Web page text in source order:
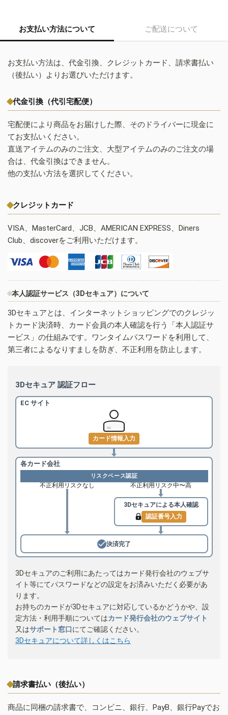
お支払い方法について ご配送について
お支払い方法は、代金引換、クレジットカード、請求書払い
（後払い）よりお選びいただけます。
代金引換（代引宅配便）
宅配便により商品をお届けした際、そのドライバーに現金に
てお支払いください。
直送アイテムのみのご注文、大型アイテムのみのご注文の場
合は、代金引換はできません。
他の支払い方法を選択してください。
クレジットカード
VISA、MasterCard、JCB、AMERICAN EXPRESS、Diners
Club、discoverをご利用いただけます。
本人認証サービス（3Dセキュア）について
3Dセキュアとは、インターネットショッピングでのクレジッ
トカード決済時、カード会員の本人確認を行う「本人認証サ
ービス」の仕組みです。ワンタイムパスワードを利用して、
第三者によるなりすましを防ぎ、不正利用を防止します。
3Dセキュア 認証フロー
EC サイト
カード情報入力
各カード会社
リスクベース認証
不正利用リスクなし 不正利用リスク中〜高
3Dセキュアによる本人確認
認証番号入力
決済完了
3Dセキュアのご利用にあたってはカード発行会社のウェブサ
イト等にてパスワードなどの設定をお済みいただく必要があ
ります。
お持ちのカードが3Dセキュアに対応しているかどうかや、設
定方法・利用手順についてはカード発行会社のウェブサイト
又はサポート窓口にてご確認ください。
3Dセキュアについて詳しくはこちら
請求書払い（後払い）
商品に同梱の請求書で、コンビニ、銀行、PayB、銀行Payでお